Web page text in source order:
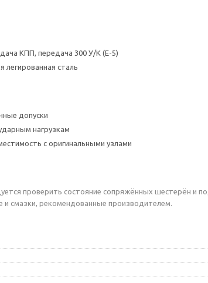
КПП, передача 300 У/К (E-5)
легированная сталь
допуски
нагрузкам
с оригинальными узлами
проверить состояние сопряжённых шестерён и
и смазки, рекомендованные производителем.